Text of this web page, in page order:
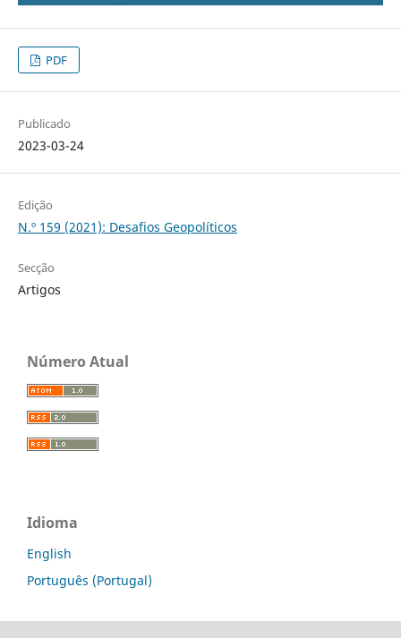
PDF
Publicado
2023-03-24
Edição
N.º 159 (2021): Desafios Geopolíticos
Secção
Artigos
Número Atual
Idioma
English
Português (Portugal)